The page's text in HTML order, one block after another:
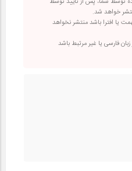
خواهد شد.
یا افترا باشد منتشر نخواهد
زبان فارسی یا غیر مرتبط باشد